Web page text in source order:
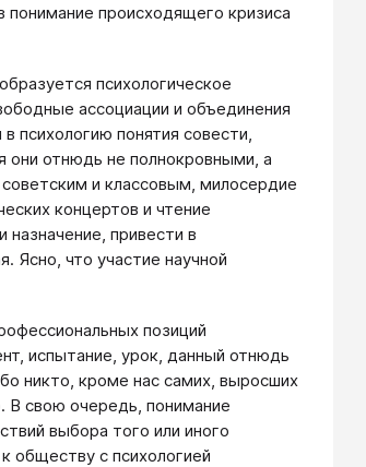
понимание происходящего кризиса
психологическое
ассоциации и объединения
психологию понятия совести,
они отнюдь не полнокровными, а
и классовым, милосердие
концертов и чтение
привести в
что участие научной
позиций
испытание, урок, данный отнюдь
никто, кроме нас самих, выросших
свою очередь, понимание
выбора того или иного
обществу с психологией